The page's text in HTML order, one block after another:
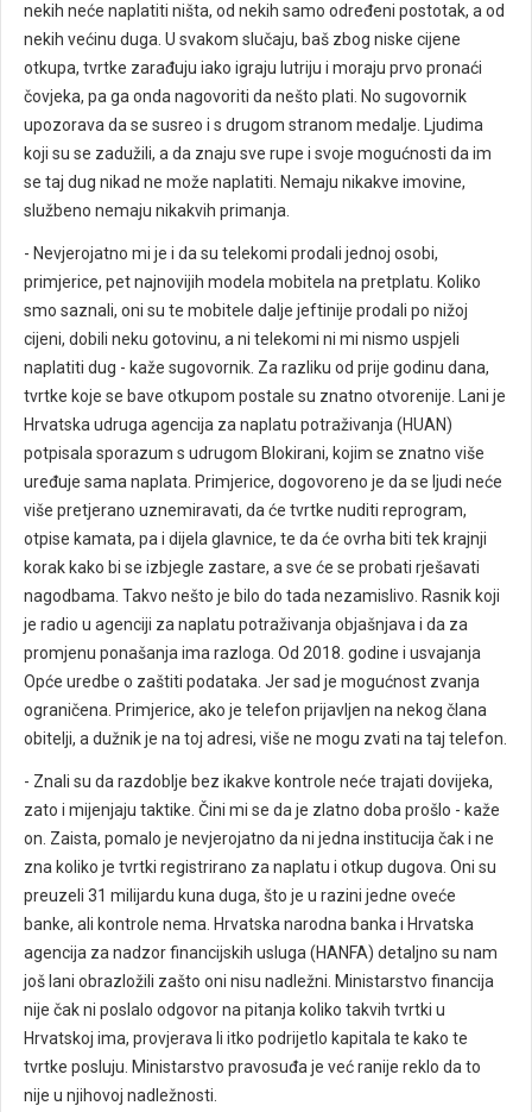
nekih neće naplatiti ništa, od nekih samo određeni postotak, a od
nekih većinu duga. U svakom slučaju, baš zbog niske cijene
otkupa, tvrtke zarađuju iako igraju lutriju i moraju prvo pronaći
čovjeka, pa ga onda nagovoriti da nešto plati. No sugovornik
upozorava da se susreo i s drugom stranom medalje. Ljudima
koji su se zadužili, a da znaju sve rupe i svoje mogućnosti da im
se taj dug nikad ne može naplatiti. Nemaju nikakve imovine,
službeno nemaju nikakvih primanja.
- Nevjerojatno mi je i da su telekomi prodali jednoj osobi,
primjerice, pet najnovijih modela mobitela na pretplatu. Koliko
smo saznali, oni su te mobitele dalje jeftinije prodali po nižoj
cijeni, dobili neku gotovinu, a ni telekomi ni mi nismo uspjeli
naplatiti dug - kaže sugovornik. Za razliku od prije godinu dana,
tvrtke koje se bave otkupom postale su znatno otvorenije. Lani je
Hrvatska udruga agencija za naplatu potraživanja (HUAN)
potpisala sporazum s udrugom Blokirani, kojim se znatno više
uređuje sama naplata. Primjerice, dogovoreno je da se ljudi neće
više pretjerano uznemiravati, da će tvrtke nuditi reprogram,
otpise kamata, pa i dijela glavnice, te da će ovrha biti tek krajnji
korak kako bi se izbjegle zastare, a sve će se probati rješavati
nagodbama. Takvo nešto je bilo do tada nezamislivo. Rasnik koji
je radio u agenciji za naplatu potraživanja objašnjava i da za
promjenu ponašanja ima razloga. Od 2018. godine i usvajanja
Opće uredbe o zaštiti podataka. Jer sad je mogućnost zvanja
ograničena. Primjerice, ako je telefon prijavljen na nekog člana
obitelji, a dužnik je na toj adresi, više ne mogu zvati na taj telefon.
- Znali su da razdoblje bez ikakve kontrole neće trajati dovijeka,
zato i mijenjaju taktike. Čini mi se da je zlatno doba prošlo - kaže
on. Zaista, pomalo je nevjerojatno da ni jedna institucija čak i ne
zna koliko je tvrtki registrirano za naplatu i otkup dugova. Oni su
preuzeli 31 milijardu kuna duga, što je u razini jedne oveće
banke, ali kontrole nema. Hrvatska narodna banka i Hrvatska
agencija za nadzor financijskih usluga (HANFA) detaljno su nam
još lani obrazložili zašto oni nisu nadležni. Ministarstvo financija
nije čak ni poslalo odgovor na pitanja koliko takvih tvrtki u
Hrvatskoj ima, provjerava li itko podrijetlo kapitala te kako te
tvrtke posluju. Ministarstvo pravosuđa je već ranije reklo da to
nije u njihovoj nadležnosti.